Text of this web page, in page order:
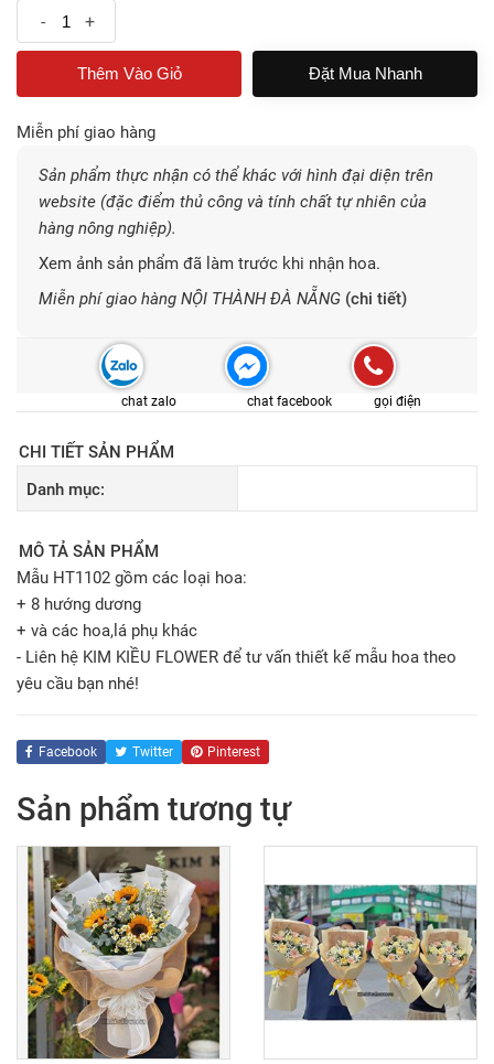
- +
Đặt Mua Nhanh
Miễn phí giao hàng
Sản phẩm thực nhận có thể khác với hình đại diện trên
website (đặc điểm thủ công và tính chất tự nhiên của
hàng nông nghiệp).
Xem ảnh sản phẩm đã làm trước khi nhận hoa.
Miễn phí giao hàng NỘI THÀNH ĐÀ NẴNG (chi tiết)
chat zalo chat facebook gọi điện
CHI TIẾT SẢN PHẨM
Danh mục:
MÔ TẢ SẢN PHẨM
Mẫu HT1102 gồm các loại hoa:
+ 8 hướng dương
+ và các hoa,lá phụ khác
- Liên hệ KIM KIỀU FLOWER để tư vấn thiết kế mẫu hoa theo
yêu cầu bạn nhé!
Facebook Twitter Pinterest
Sản phẩm tương tự